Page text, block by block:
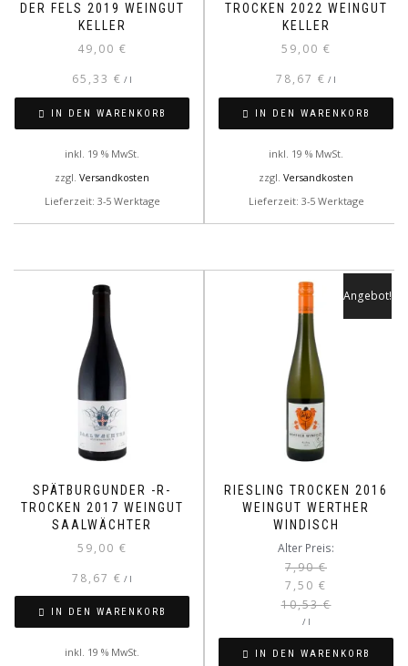
DER FELS 2019 WEINGUT
KELLER
49,00 €
65,33 € / l
IN DEN WARENKORB
inkl. 19 % MwSt.
zzgl. Versandkosten
Lieferzeit: 3-5 Werktage
TROCKEN 2022 WEINGUT
KELLER
59,00 €
78,67 € / l
IN DEN WARENKORB
inkl. 19 % MwSt.
zzgl. Versandkosten
Lieferzeit: 3-5 Werktage
SPÄTBURGUNDER -R-
TROCKEN 2017 WEINGUT
SAALWÄCHTER
59,00 €
78,67 € / l
IN DEN WARENKORB
inkl. 19 % MwSt.
RIESLING TROCKEN 2016
WEINGUT WERTHER
WINDISCH
Angebot!
Alter Preis:
7,90€
7,50 €
10,53€
/ l
IN DEN WARENKORB